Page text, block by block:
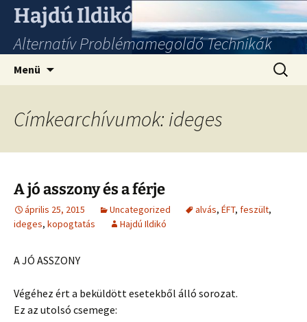
Hajdú Ildikó
Alternatív Problémamegoldó Technikák
Menü
Címkearchívumok: ideges
A jó asszony és a férje
április 25, 2015 Uncategorized alvás, ÉFT, feszült,
ideges, kopogtatás Hajdú Ildikó
A JÓ ASSZONY
Végéhez ért a beküldött esetekből álló sorozat.
Ez az utolsó csemege: